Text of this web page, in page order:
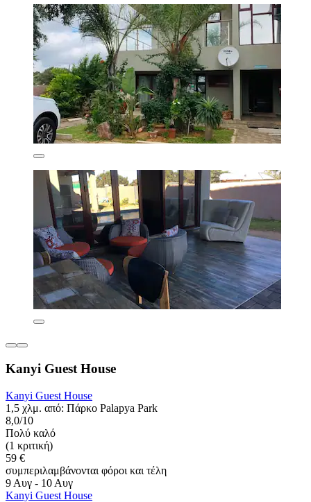
Kanyi Guest House
Kanyi Guest House
1,5 χλμ. από: Πάρκο Palapya Park
8,0/10
Πολύ καλό
(1 κριτική)
59 €
συμπεριλαμβάνονται φόροι και τέλη
9 Αυγ - 10 Αυγ
Kanyi Guest House